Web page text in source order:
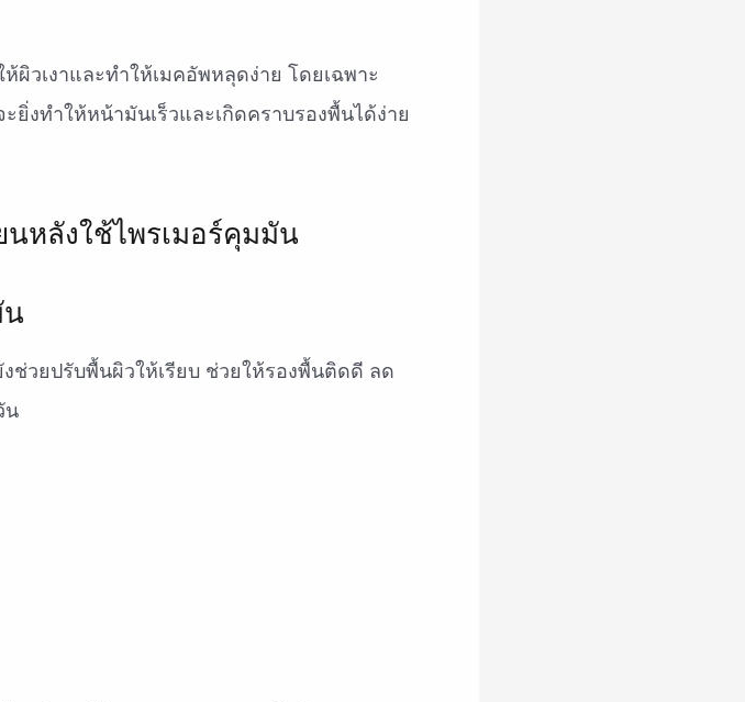
วเงาและทำให้เมคอัพหลุดง่าย โดยเฉพาะ
งทำให้หน้ามันเร็วและเกิดคราบรองพื้นได้ง่าย
น
วยปรับพื้นผิวให้เรียบ ช่วยให้รองพื้นติดดี ลด
น